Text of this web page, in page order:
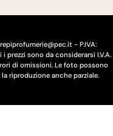
- P.IVA:
prezzi sono da considerarsi I.V.A.
di omissioni. Le foto possono
riproduzione anche parziale.